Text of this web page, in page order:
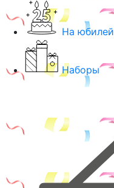
На юбилей
Наборы